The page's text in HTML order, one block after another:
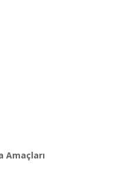
Amaçları